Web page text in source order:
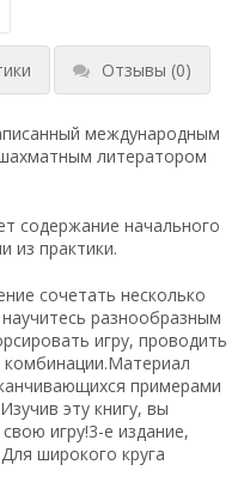
Отзывы (0)
международным
литератором
содержание начального
из практики.
сочетать несколько
разнообразным
игру, проводить
примерами
эту книгу, вы
игру!3-е издание,
широкого круга